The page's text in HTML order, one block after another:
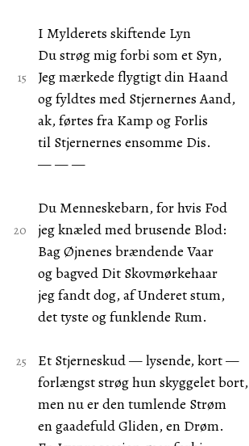
I Mylderets skiftende Lyn
Du strøg mig forbi som et Syn,
Jeg mærkede flygtigt din Haand
og fyldtes med Stjernernes Aand,
ak, førtes fra Kamp og Forlis
til Stjernernes ensomme Dis.
— — —
Du Menneskebarn, for hvis Fod
jeg knæled med brusende Blod:
Bag Øjnenes brændende Vaar
og bagved Dit Skovmørkehaar
jeg fandt dog, af Underet stum,
det tyste og funklende Rum.
Et Stjerneskud — lysende, kort —
forlængst strøg hun skyggelet bort,
men nu er den tumlende Strøm
en gaadefuld Gliden, en Drøm.